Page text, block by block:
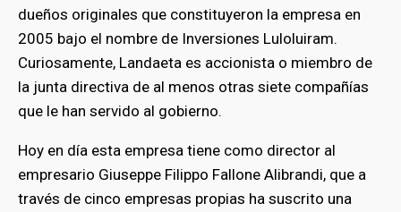
dueños originales que constituyeron la empresa en
2005 bajo el nombre de Inversiones Luloluiram.
Curiosamente, Landaeta es accionista o miembro de
la junta directiva de al menos otras siete compañías
que le han servido al gobierno.
Hoy en día esta empresa tiene como director al
empresario Giuseppe Filippo Fallone Alibrandi, que a
través de cinco empresas propias ha suscrito una